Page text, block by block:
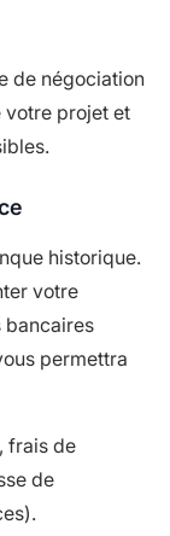
de négociation
votre projet et
historique.
votre
bancaires
permettra
frais de
de